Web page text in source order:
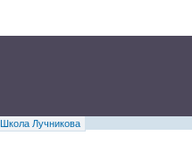
Школа Лучникова